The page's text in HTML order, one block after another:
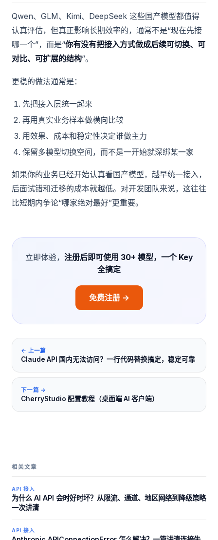
Qwen、GLM、Kimi、DeepSeek 这些国产模型都值得
认真评估，但真正影响长期效率的，通常不是“现在先接
哪一个”，而是“你有没有把接入方式做成后续可切换、可
对比、可扩展的结构”。
更稳的做法通常是：
先把接入层统一起来
再用真实业务样本做横向比较
用效果、成本和稳定性决定谁做主力
保留多模型切换空间，而不是一开始就深绑某一家
如果你的业务已经开始认真看国产模型，越早统一接入，
后面试错和迁移的成本就越低。对开发团队来说，这往往
比短期内争论“哪家绝对最好”更重要。
立即体验， 注册后即可使用 30+ 模型，一个 Key
全搞定
免费注册 →
← 上一篇
Claude API 国内无法访问？一行代码替换搞定，稳定可靠
下一篇 →
CherryStudio 配置教程（桌面端 AI 客户端）
相关文章
API 接入
为什么 AI API 会时好时坏？从限流、通道、地区网络到降级策略
一次讲清
API 接入